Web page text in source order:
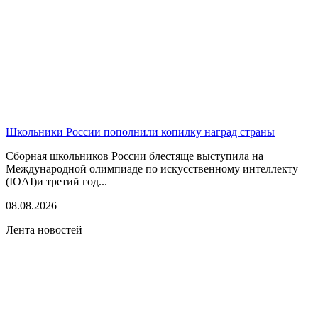
Школьники России пополнили копилку наград страны
Сборная школьников России блестяще выступила на
Международной олимпиаде по искусственному интеллекту
(IOAI)и третий год...
08.08.2026
Лента новостей